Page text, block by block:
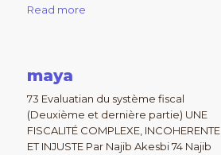
Read more
maya
73 Evaluatian du système fiscal
(Deuxième et dernière partie) UNE
FISCALITÉ COMPLEXE, INCOHERENTE
ET INJUSTE Par Najib Akesbi 74 Najib